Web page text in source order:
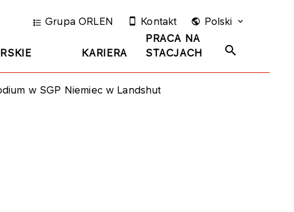
KARIERA
PRACA NA
STACJACH
Grupa ORLEN Kontakt Polski
w SGP Niemiec w Landshut